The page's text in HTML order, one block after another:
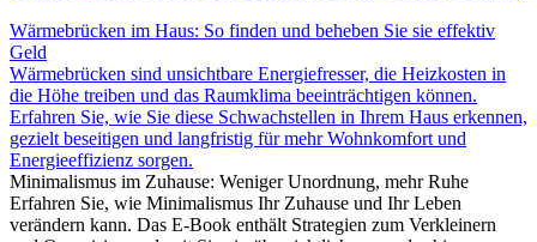
Wärmebrücken im Haus: So finden und beheben Sie sie effektiv
Geld
Wärmebrücken sind unsichtbare Energiefresser, die Heizkosten in
die Höhe treiben und das Raumklima beeinträchtigen können.
Erfahren Sie, wie Sie diese Schwachstellen in Ihrem Haus erkennen,
gezielt beseitigen und langfristig für mehr Wohnkomfort und
Energieeffizienz sorgen.
Minimalismus im Zuhause: Weniger Unordnung, mehr Ruhe
Erfahren Sie, wie Minimalismus Ihr Zuhause und Ihr Leben
verändern kann. Das E-Book enthält Strategien zum Verkleinern